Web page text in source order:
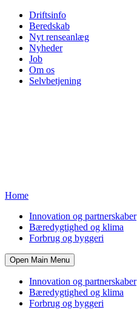
Driftsinfo
Beredskab
Nyt renseanlæg
Nyheder
Job
Om os
Selvbetjening
Home
Innovation og partnerskaber
Bæredygtighed og klima
Forbrug og byggeri
Open Main Menu
Innovation og partnerskaber
Bæredygtighed og klima
Forbrug og byggeri